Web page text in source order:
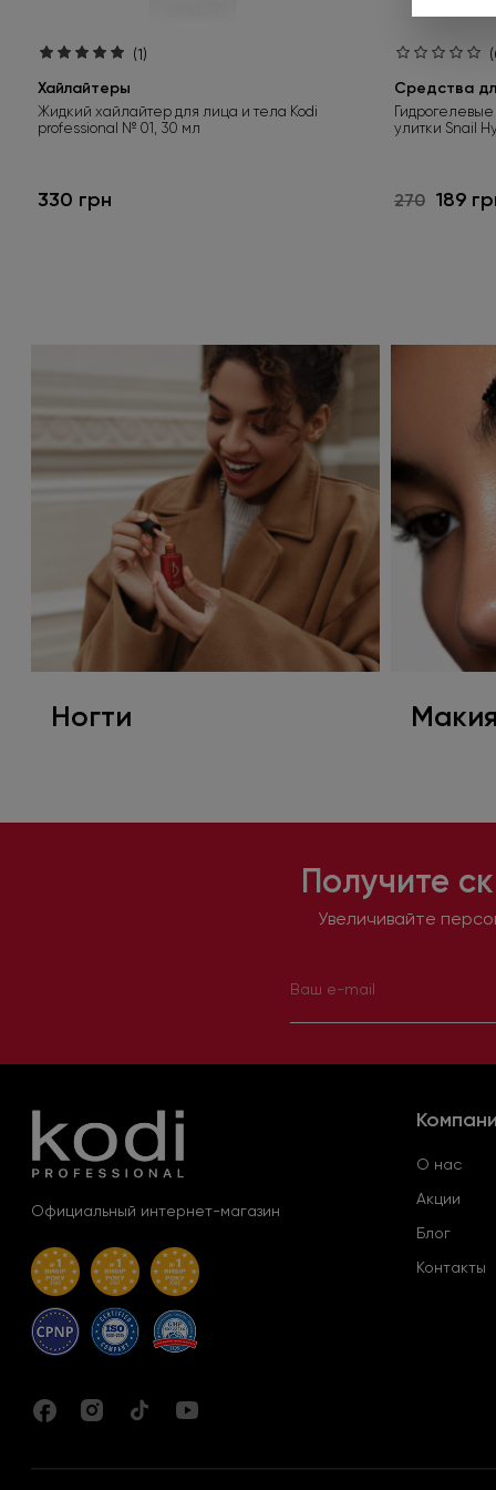
(1)
Хайлайтеры
Жидкий хайлайтер для лица и тела Kodi
professional № 01, 30 мл
330 грн
Средства
улитки Snail
270 189
Ногти
Получите
Увеличивайте
Официальный интернет-магазин
О нас
Акции
Блог
Контакты